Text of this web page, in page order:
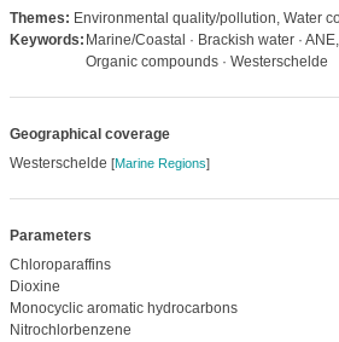
Themes: Environmental quality/pollution, Water
Keywords: Marine/Coastal · Brackish water ·
Organic compounds · Westerschelde
Geographical coverage
Westerschelde [Marine Regions]
Parameters
Chloroparaffins
Dioxine
Monocyclic aromatic hydrocarbons
Nitrochlorbenzene